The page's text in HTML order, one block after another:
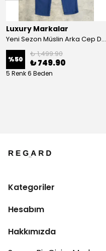
Luxury Markalar
Yeni Sezon Müslin Arka Cep Detaylı Pantalon
%50
₺ 1,499.90
₺ 749.90
5 Renk 6 Beden
Kategoriler
Hesabım
Hakkımızda